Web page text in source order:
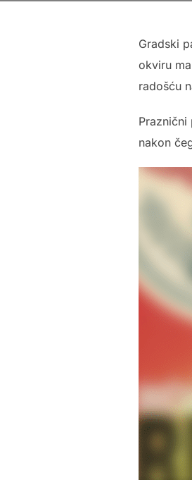
Gradski
okviru
radošću
Praznični
nakon